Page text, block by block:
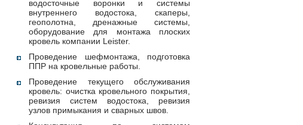
водосточные воронки и системы
внутреннего водостока, скаперы,
геополотна, дренажные системы,
оборудование для монтажа плоских
кровель компании Leister.
Проведение шефмонтажа, подготовка
ППР на кровельные работы.
Проведение текущего обслуживания
кровель: очистка кровельного покрытия,
ревизия систем водостока, ревизия
узлов примыкания и сварных швов.